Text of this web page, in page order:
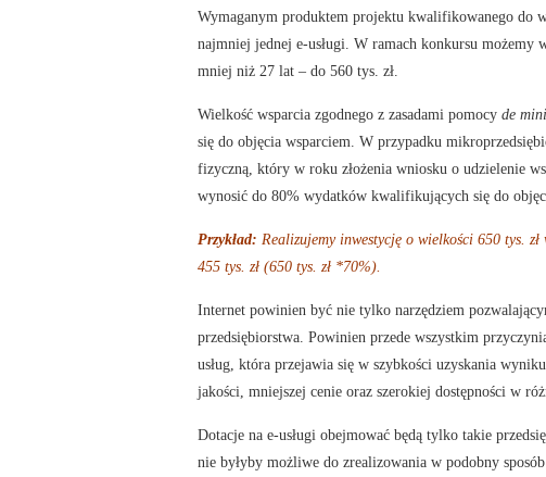
Wymaganym produktem projektu kwalifikowanego do
najmniej jednej e-usługi. W ramach konkursu
mniej niż 27 lat – do 560 tys. zł.
Wielkość wsparcia zgodnego z zasadami pomocy de
się do objęcia wsparciem. W przypadku
fizyczną, który w roku złożenia wniosku o udzielenie
wynosić do 80% wydatków kwalifikujących się do
Przykład: Realizujemy inwestycję o wielkości 650 tys.
455 tys. zł (650 tys. zł *70%).
Internet powinien być nie tylko narzędziem
przedsiębiorstwa. Powinien przede wszystkim
usług, która przejawia się w szybkości uzyskania
jakości, mniejszej cenie oraz szerokiej dostępności w
Dotacje na e-usługi obejmować będą tylko takie
nie byłyby możliwe do zrealizowania w podobny